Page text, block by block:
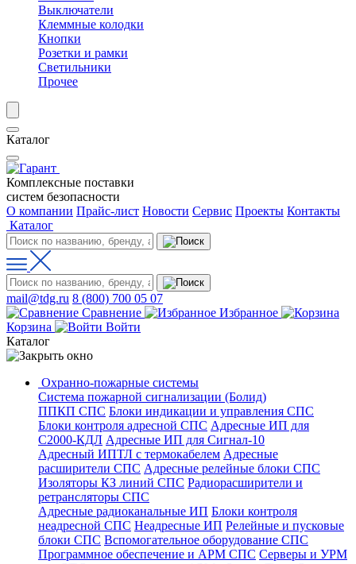
Выключатели
Клеммные колодки
Кнопки
Розетки и рамки
Светильники
Прочее
Каталог
Комплексные поставки
систем безопасности
О компании Прайс-лист Новости Сервис Проекты Контакты
Каталог
mail@tdg.ru 8 (800) 700 05 07
Сравнение
Избранное
Корзина
Войти
Каталог
Охранно-пожарные системы
Система пожарной сигнализации (Болид)
ППКП СПС Блоки индикации и управления СПС
Блоки контроля адресной СПС Адресные ИП для
С2000-КДЛ Адресные ИП для Сигнал-10
Адресный ИПТЛ с термокабелем Адресные
расширители СПС Адресные релейные блоки СПС
Изоляторы КЗ линий СПС Радиорасширители и
ретрансляторы СПС
Адресные радиоканальные ИП Блоки контроля
неадресной СПС Неадресные ИП Релейные и пусковые
блоки СПС Вспомогательное оборудование СПС
Программное обеспечение и АРМ СПС Серверы и УРМ